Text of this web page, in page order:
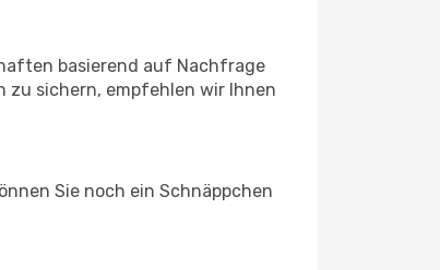
basierend auf Nachfrage
sichern, empfehlen wir Ihnen
Sie noch ein Schnäppchen